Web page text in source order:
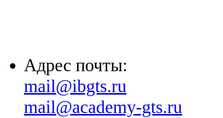
Адрес почты:
mail@ibgts.ru
mail@academy-gts.ru